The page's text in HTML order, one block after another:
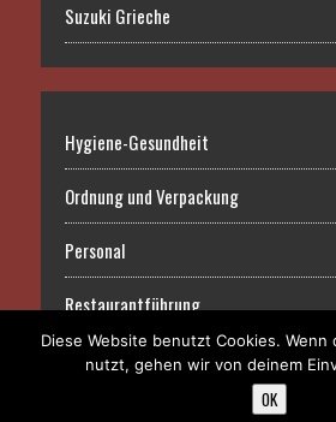
Suzuki Grieche
Hygiene-Gesundheit
Ordnung und Verpackung
Personal
Restaurantführung
COPYRIGHT 2026 | MH NEWSDESK
Diese Website benutzt Cookies.
nutzt, gehen wir von deinem
OK